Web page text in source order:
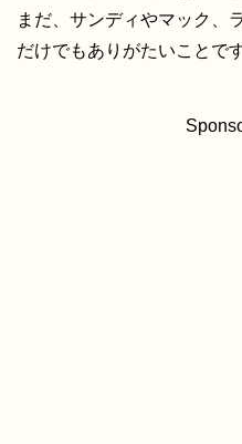
まだ、サンディやマック、
だけでもありがたいことで